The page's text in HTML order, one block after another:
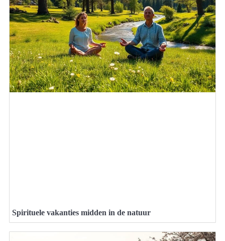
Spirituele vakanties midden in de natuur